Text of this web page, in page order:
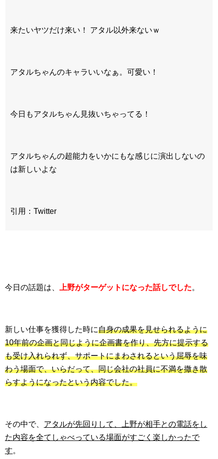
来たいヤツだけ来い！ アタル以外来ないｗ
アタルちゃんのキャラいいなぁ。可愛い！
今日もアタルちゃん見抜いちゃってる！
アタルちゃんの超能力をいかにもな感じに演出しないの
は新しいよな
引用：Twitter
今日の話題は、 上野がターゲットになった話しでした。
新しい仕事を獲得した時に自身の成果を見せられるように
10年前の企画と同じように企画書を作り、先方に提示する
も受け入れられず、サポートにまわされるという屈辱を味
わう場面で、いらだって、同じ会社の社員に不満を撒き散
らすようになったという内容でした。
その中で、 アタルが先回りして、上野が相手との電話をし
た内容を全てしゃべっている場面がすごく楽しかったで
す。